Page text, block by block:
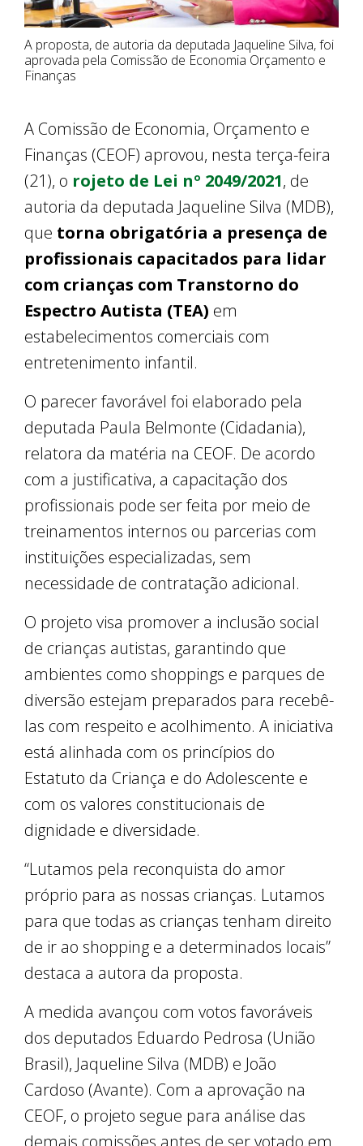
A proposta, de autoria da deputada Jaqueline Silva, foi
aprovada pela Comissão de Economia Orçamento e
Finanças
A Comissão de Economia, Orçamento e
Finanças (CEOF) aprovou, nesta terça-feira
(21), o rojeto de Lei nº 2049/2021, de
autoria da deputada Jaqueline Silva (MDB),
que torna obrigatória a presença de
profissionais capacitados para lidar
com crianças com Transtorno do
Espectro Autista (TEA) em
estabelecimentos comerciais com
entretenimento infantil.
O parecer favorável foi elaborado pela
deputada Paula Belmonte (Cidadania),
relatora da matéria na CEOF. De acordo
com a justificativa, a capacitação dos
profissionais pode ser feita por meio de
treinamentos internos ou parcerias com
instituições especializadas, sem
necessidade de contratação adicional.
O projeto visa promover a inclusão social
de crianças autistas, garantindo que
ambientes como shoppings e parques de
diversão estejam preparados para recebê-
las com respeito e acolhimento. A iniciativa
está alinhada com os princípios do
Estatuto da Criança e do Adolescente e
com os valores constitucionais de
dignidade e diversidade.
“Lutamos pela reconquista do amor
próprio para as nossas crianças. Lutamos
para que todas as crianças tenham direito
de ir ao shopping e a determinados locais”
destaca a autora da proposta.
A medida avançou com votos favoráveis
dos deputados Eduardo Pedrosa (União
Brasil), Jaqueline Silva (MDB) e João
Cardoso (Avante). Com a aprovação na
CEOF, o projeto segue para análise das